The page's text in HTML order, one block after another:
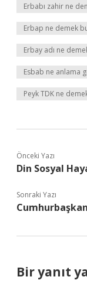
Erbabı zahir ne
Erbap ne demek
Erbay adı ne
Esbab ne anlama
Peyk TDK ne
Önceki Yazı
Din Sosyal
Sonraki Yazı
Bir yanıt